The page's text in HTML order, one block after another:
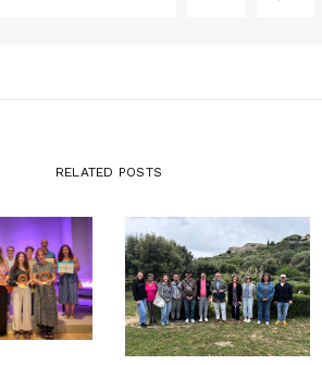
RELATED POSTS